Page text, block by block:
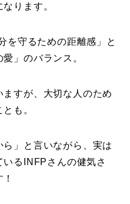
ります。
を守るための距離感」と
」のバランス。
すが、大切な人のため
も。
ら」と言いながら、実は
るINFPさんの健気さ